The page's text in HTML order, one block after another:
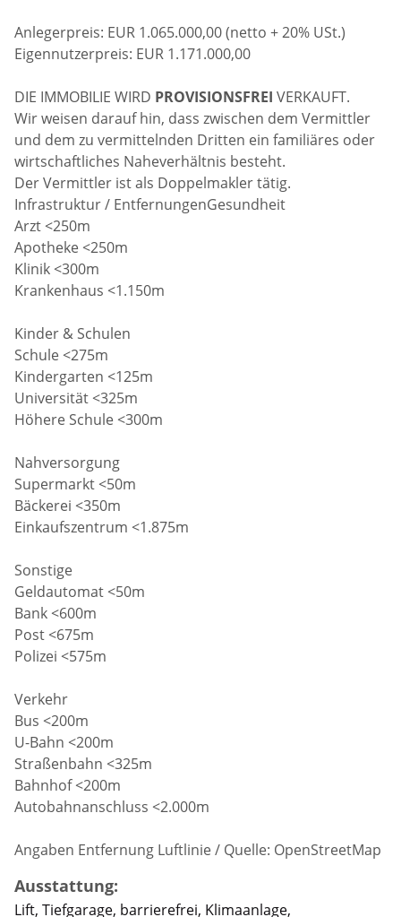
Anlegerpreis: EUR 1.065.000,00 (netto + 20% USt.)
Eigennutzerpreis: EUR 1.171.000,00
DIE IMMOBILIE WIRD PROVISIONSFREI VERKAUFT.
Wir weisen darauf hin, dass zwischen dem Vermittler
und dem zu vermittelnden Dritten ein familiäres oder
wirtschaftliches Naheverhältnis besteht.
Der Vermittler ist als Doppelmakler tätig.
Infrastruktur / EntfernungenGesundheit
Arzt <250m
Apotheke <250m
Klinik <300m
Krankenhaus <1.150m
Kinder & Schulen
Schule <275m
Kindergarten <125m
Universität <325m
Höhere Schule <300m
Nahversorgung
Supermarkt <50m
Bäckerei <350m
Einkaufszentrum <1.875m
Sonstige
Geldautomat <50m
Bank <600m
Post <675m
Polizei <575m
Verkehr
Bus <200m
U-Bahn <200m
Straßenbahn <325m
Bahnhof <200m
Autobahnanschluss <2.000m
Angaben Entfernung Luftlinie / Quelle: OpenStreetMap
Ausstattung:
Lift, Tiefgarage, barrierefrei, Klimaanlage,